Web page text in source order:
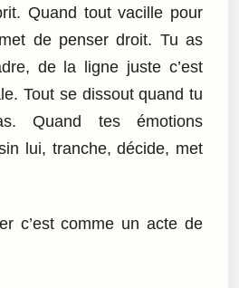
Quand tout vacille pour
de penser droit. Tu as
de la ligne juste c’est
Tout se dissout quand tu
Quand tes émotions
lui, tranche, décide, met
c’est comme un acte de